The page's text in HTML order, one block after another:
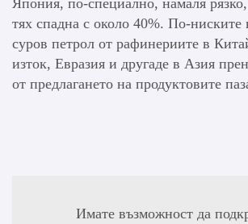
тях спадна с около 40%. По-ниските
суров петрол от рафинериите в
изток, Евразия и другаде в Азия
от предлагането на продуктовите
Имате възможност да